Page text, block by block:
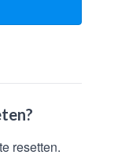
resetten.